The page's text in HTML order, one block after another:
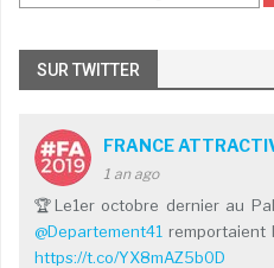
SUR TWITTER
FRANCE
1 an ago
🏆Le1er octobre dernier au
@Departement41 remportaient
https://t.co/YX8mAZ5b0D